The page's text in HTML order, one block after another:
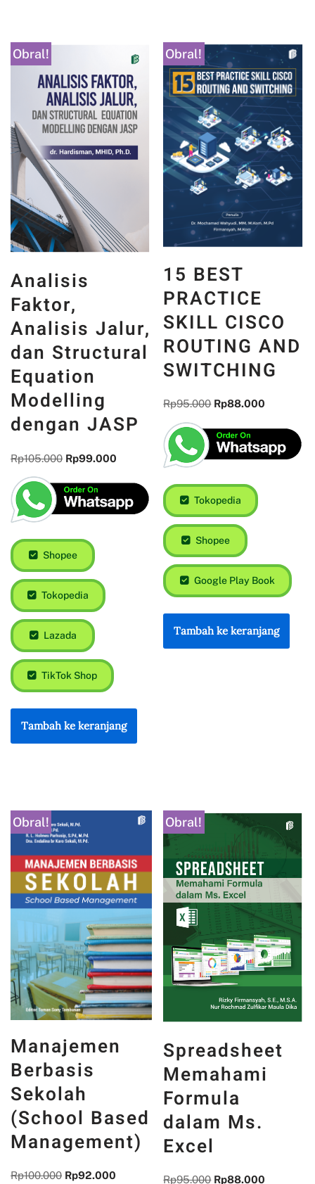
Obral!
Analisis
Faktor,
Analisis Jalur,
dan Structural
Equation
Modelling
dengan JASP
Rp105.000 Rp99.000
Shopee
Tokopedia
Lazada
TikTok Shop
Tambah ke keranjang
Obral!
15 BEST
PRACTICE
SKILL CISCO
ROUTING AND
SWITCHING
Rp95.000 Rp88.000
Tokopedia
Shopee
Google Play Book
Tambah ke keranjang
Obral!
Manajemen
Berbasis
Sekolah
(School Based
Management)
Rp100.000 Rp92.000
Obral!
Spreadsheet
Memahami
Formula
dalam Ms.
Excel
Rp95.000 Rp88.000